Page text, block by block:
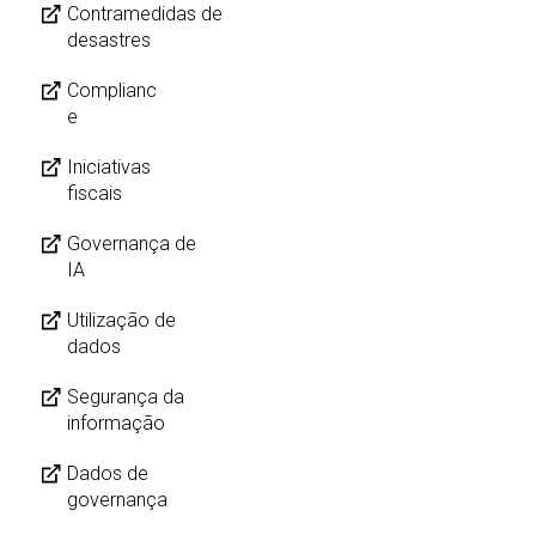
Contramedidas de
desastres
Complianc
e
Iniciativas
fiscais
Governança de
IA
Utilização de
dados
Segurança da
informação
Dados de
governança